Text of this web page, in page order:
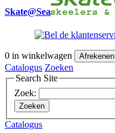
Skate@Sea
0 in winkelwagen Afrekenen
Catalogus Zoeken
Search Site
Zoek:
Zoeken
Catalogus